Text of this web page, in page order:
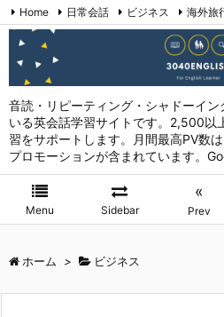
音読・リピーティング・シャドーイ
いる英会話学習サイトです。2,500以
習をサポートします。月間最高PV数
プロモーションが含まれています。
Menu Sidebar
«
Prev
Home 日常会話 ビジネス 海外旅
英会話表現 (日本語→英語)
お問い合わ
ホーム > ビジネス